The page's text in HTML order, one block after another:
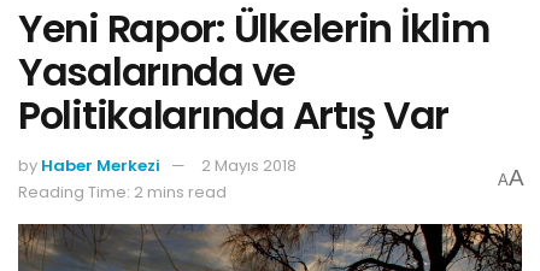
Yeni Rapor: Ülkelerin İklim
Yasalarında ve
Politikalarında Artış Var
by Haber Merkezi
2 Mayıs 2018
Reading Time: 2 mins read
AA